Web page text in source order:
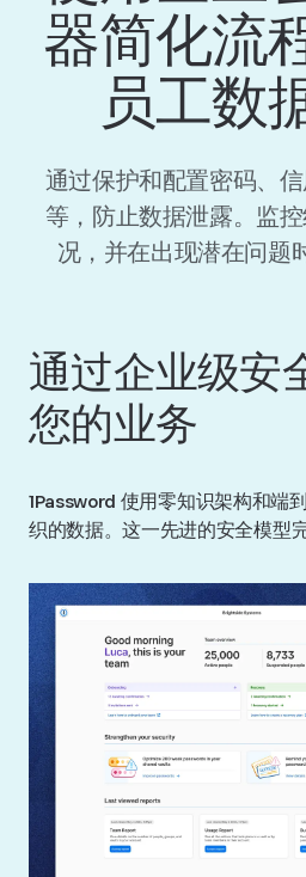
器简化流
员工数
通过保护和配置密码、
等，防止数据泄露。监
况，并在出现潜在问题
通过企业级安
您的业务
1Password 使用零知识架构和端
织的数据。这一先进的安全模型